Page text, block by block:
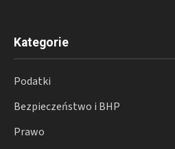
Kategorie
Podatki
Bezpieczeństwo i BHP
Prawo